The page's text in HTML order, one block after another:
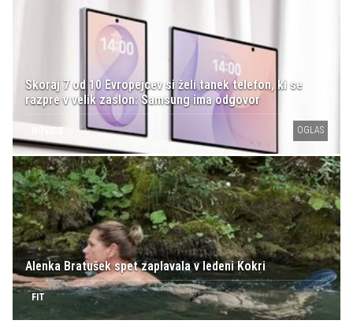
Skoraj 7 od 10 Evropejcev si želi tanek telefon, ki se
razpre v velik zaslon: Samsung ima odgovor
NOVICE OGLAS
Alenka Bratušek spet zaplavala v ledeni Kokri
FIT